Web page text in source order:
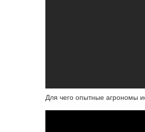
Для чего опытные агрономы